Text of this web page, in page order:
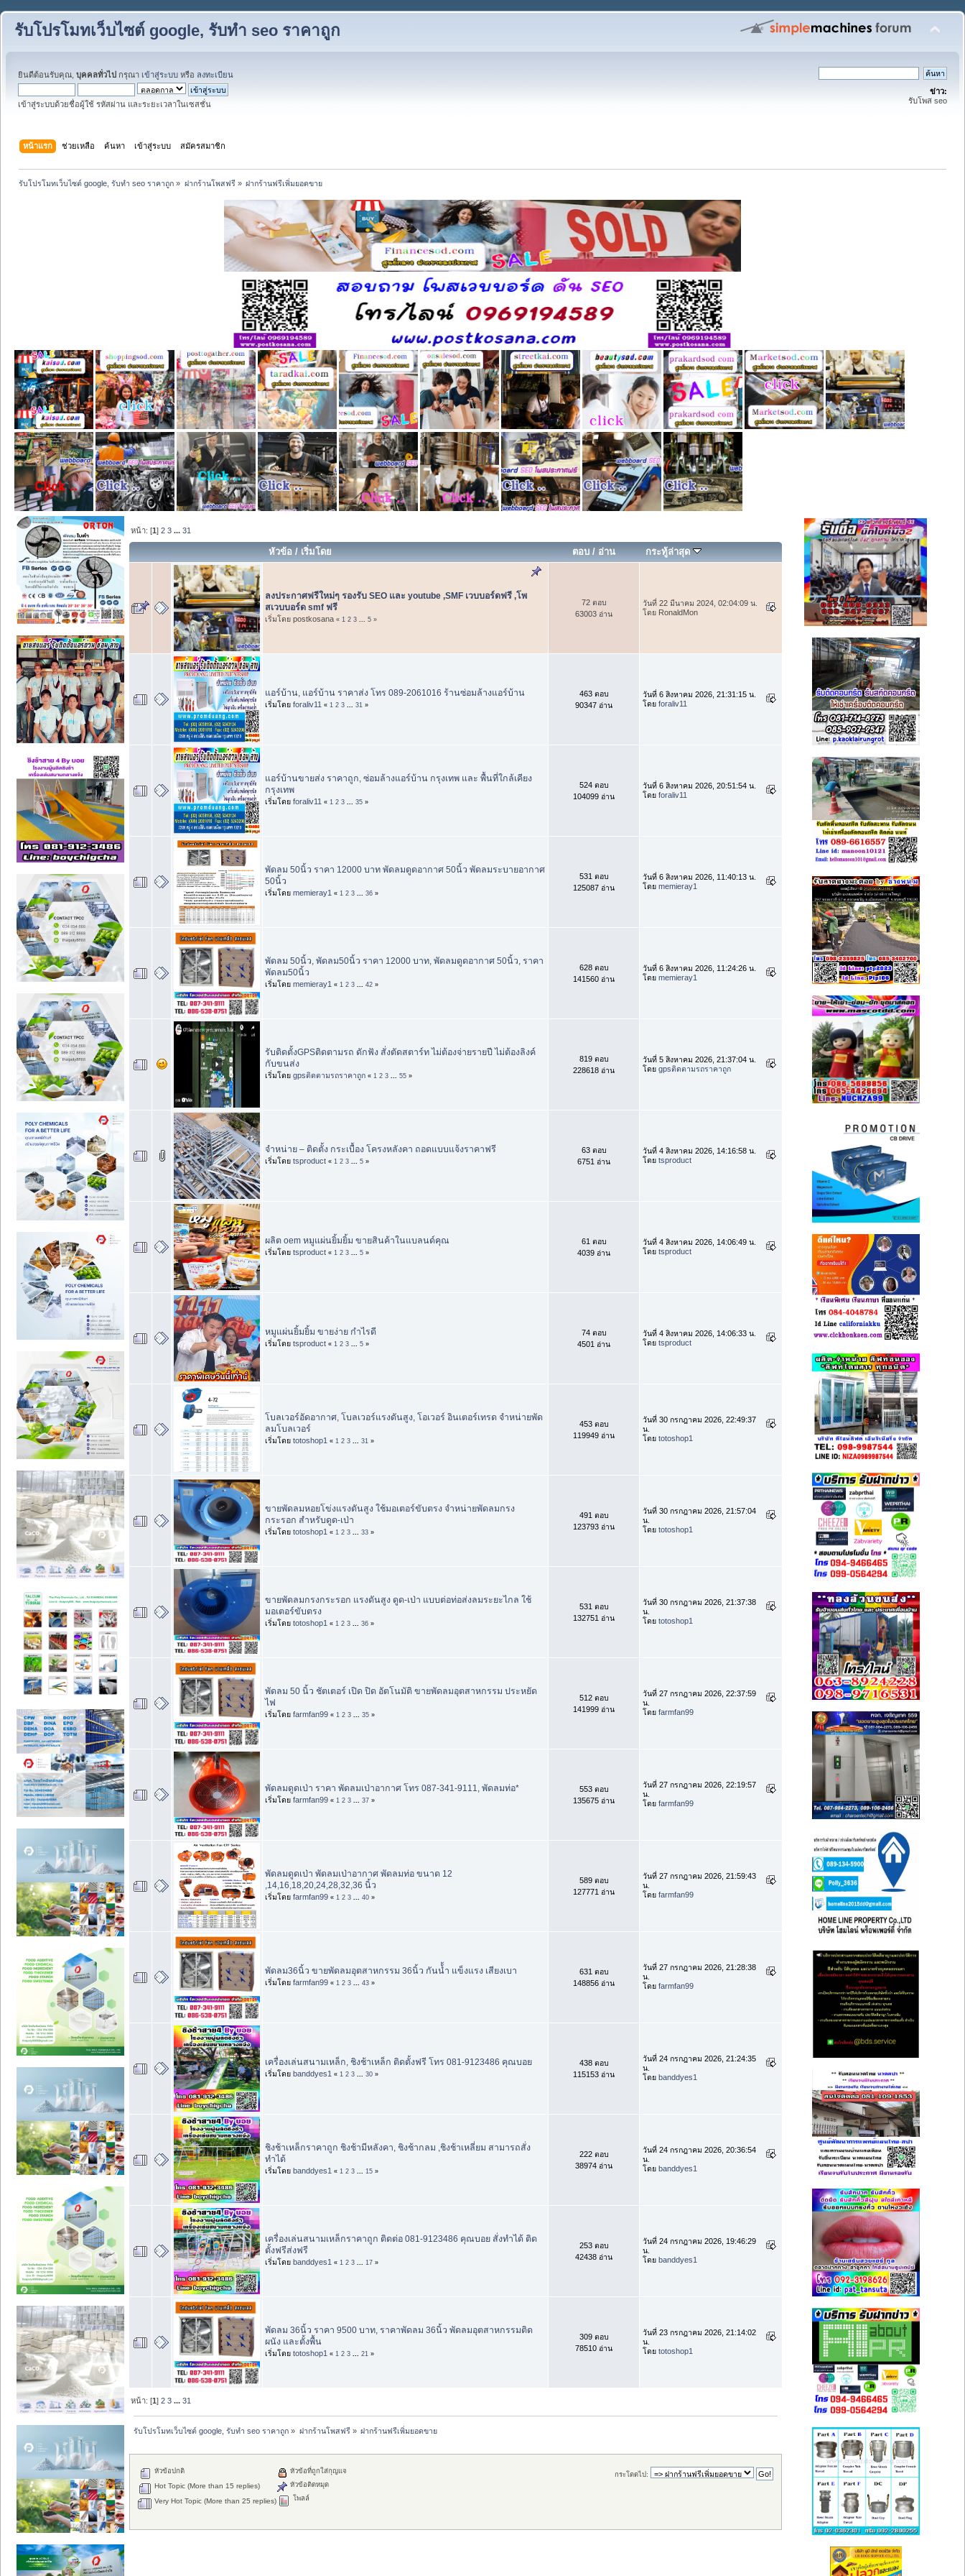
รับโปรโมทเว็บไซต์ google, รับทำ seo ราคาถูก
ยินดีต้อนรับคุณ, บุคคลทั่วไป กรุณา เข้าสู่ระบบ หรือ ลงทะเบียน
เข้าสู่ระบบด้วยชื่อผู้ใช้ รหัสผ่าน และระยะเวลาในเซสชั่น
ข่าว:
รับโพส seo
หน้าแรก ช่วยเหลือ ค้นหา เข้าสู่ระบบ สมัครสมาชิก
รับโปรโมทเว็บไซต์ google, รับทำ seo ราคาถูก » ฝากร้านโพสฟรี» ฝากร้านฟรีเพิ่มยอดขาย
หน้า: [1]2 3 ...31
หัวข้อ / เริ่มโดย ตอบ/ อ่าน กระทู้ล่าสุด
ลงประกาศฟรีใหม่ๆ รองรับ SEO และ youtube ,SMF เวบบอร์ดฟรี ,โพ
สเวบบอร์ด smf ฟรี
เริ่มโดย postkosana « 1 2 3 5 »
72 ตอบ
63003 อ่าน
วันที่ 22 มีนาคม 2024, 02:04:09 น.
โดย RonaldMon
แอร์บ้าน, แอร์บ้าน ราคาส่ง โทร 089-2061016 ร้านซ่อมล้างแอร์บ้าน
เริ่มโดย foraliv11 « 1 2 3 31 »
463 ตอบ
90347 อ่าน
วันที่ 6 สิงหาคม 2026, 21:31:15 น.
โดย foraliv11
แอร์บ้านขายส่ง ราคาถูก, ซ่อมล้างแอร์บ้าน กรุงเทพ และ พื้นที่ใกล้เคียง
กรุงเทพ
เริ่มโดย foraliv11 « 1 2 3 35 »
524 ตอบ
104099 อ่าน
วันที่ 6 สิงหาคม 2026, 20:51:54 น.
โดย foraliv11
พัดลม 50นิ้ว ราคา 12000 บาท พัดลมดูดอากาศ 50นิ้ว พัดลมระบายอากาศ
50นิ้ว
เริ่มโดย memieray1 « 1 2 3 36 »
531 ตอบ
125087 อ่าน
วันที่ 6 สิงหาคม 2026, 11:40:13 น.
โดย memieray1
พัดลม 50นิ้ว, พัดลม50นิ้ว ราคา 12000 บาท, พัดลมดูดอากาศ 50นิ้ว, ราคา
พัดลม50นิ้ว
เริ่มโดย memieray1 « 1 2 3 42 »
628 ตอบ
141560 อ่าน
วันที่ 6 สิงหาคม 2026, 11:24:26 น.
โดย memieray1
รับติดตั้งGPSติดตามรถ ดักฟัง สั่งตัดสตาร์ท ไม่ต้องจ่ายรายปี ไม่ต้องลิงค์
กับขนส่ง
เริ่มโดย gpsติดตามรถราคาถูก « 1 2 3 55 »
819 ตอบ
228618 อ่าน
วันที่ 5 สิงหาคม 2026, 21:37:04 น.
โดย gpsติดตามรถราคาถูก
จำหน่าย – ติดตั้ง กระเบื้อง โครงหลังคา ถอดแบบแจ้งราคาฟรี
เริ่มโดย tsproduct « 1 2 3 5 »
63 ตอบ
6751 อ่าน
วันที่ 4 สิงหาคม 2026, 14:16:58 น.
โดย tsproduct
ผลิต oem หมูแผ่นยิ้มยิ้ม ขายสินค้าในแบลนด์คุณ
เริ่มโดย tsproduct « 1 2 3 5 »
61 ตอบ
4039 อ่าน
วันที่ 4 สิงหาคม 2026, 14:06:49 น.
โดย tsproduct
หมูแผ่นยิ้มยิ้ม ขายง่าย กำไรดี
เริ่มโดย tsproduct « 1 2 3 5 »
74 ตอบ
4501 อ่าน
วันที่ 4 สิงหาคม 2026, 14:06:33 น.
โดย tsproduct
โบลเวอร์อัดอากาศ, โบลเวอร์แรงดันสูง, โอเวอร์ อินเตอร์เทรด จำหน่ายพัด
ลมโบลเวอร์
เริ่มโดย totoshop1 « 1 2 3 31 »
453 ตอบ
119949 อ่าน
วันที่ 30 กรกฎาคม 2026, 22:49:37
น.
โดย totoshop1
ขายพัดลมหอยโข่งแรงดันสูง ใช้มอเตอร์ขับตรง จำหน่ายพัดลมกรง
กระรอก สําหรับดูด-เป่า
เริ่มโดย totoshop1 « 1 2 3 33 »
491 ตอบ
123793 อ่าน
วันที่ 30 กรกฎาคม 2026, 21:57:04
น.
โดย totoshop1
ขายพัดลมกรงกระรอก แรงดันสูง ดูด-เป่า แบบต่อท่อส่งลมระยะไกล ใช้
มอเตอร์ขับตรง
เริ่มโดย totoshop1 « 1 2 3 36 »
531 ตอบ
132751 อ่าน
วันที่ 30 กรกฎาคม 2026, 21:37:38
น.
โดย totoshop1
พัดลม 50 นิ้ว ชัตเตอร์ เปิด ปิด อัตโนมัติ ขายพัดลมอุตสาหกรรม ประหยัด
ไฟ
เริ่มโดย farmfan99 « 1 2 3 35 »
512 ตอบ
141999 อ่าน
วันที่ 27 กรกฎาคม 2026, 22:37:59
น.
โดย farmfan99
พัดลมดูดเป่า ราคา พัดลมเป่าอากาศ โทร 087-341-9111, พัดลมท่อ*
เริ่มโดย farmfan99 « 1 2 3 37 »
553 ตอบ
135675 อ่าน
วันที่ 27 กรกฎาคม 2026, 22:19:57
น.
โดย farmfan99
พัดลมดูดเป่า พัดลมเป่าอากาศ พัดลมท่อ ขนาด 12
,14,16,18,20,24,28,32,36 นิ้ว
เริ่มโดย farmfan99 « 1 2 3 40 »
589 ตอบ
127771 อ่าน
วันที่ 27 กรกฎาคม 2026, 21:59:43
น.
โดย farmfan99
พัดลม36นิ้ว ขายพัดลมอุตสาหกรรม 36นิ้ว กันน้้ำ แข็งแรง เสียงเบา
เริ่มโดย farmfan99 « 1 2 3 43 »
631 ตอบ
148856 อ่าน
วันที่ 27 กรกฎาคม 2026, 21:28:38
น.
โดย farmfan99
เครื่องเล่นสนามเหล็ก, ชิงช้าเหล็ก ติดตั้งฟรี โทร 081-9123486 คุณบอย
เริ่มโดย banddyes1 « 1 2 3 30 »
438 ตอบ
115153 อ่าน
วันที่ 24 กรกฎาคม 2026, 21:24:35
น.
โดย banddyes1
ชิงช้าเหล็กราคาถูก ชิงช้ามีหลังคา, ชิงช้ากลม ,ชิงช้าเหลี่ยม สามารถสั่ง
ทำได้
เริ่มโดย banddyes1 « 1 2 3 15 »
222 ตอบ
38974 อ่าน
วันที่ 24 กรกฎาคม 2026, 20:36:54
น.
โดย banddyes1
เครื่องเล่นสนามเหล็กราคาถูก ติดต่อ 081-9123486 คุณบอย สั่งทำได้ ติด
ตั้งฟรีส่งฟรี
เริ่มโดย banddyes1 « 1 2 3 17 »
253 ตอบ
42438 อ่าน
วันที่ 24 กรกฎาคม 2026, 19:46:29
น.
โดย banddyes1
พัดลม 36นิ้ว ราคา 9500 บาท, ราคาพัดลม 36นิ้ว พัดลมอุตสาหกรรมติด
ผนัง และตั้งพื้น
เริ่มโดย totoshop1 « 1 2 3 21 »
309 ตอบ
78510 อ่าน
วันที่ 23 กรกฎาคม 2026, 21:14:02
น.
โดย totoshop1
หน้า: [1]2 3 ...31
รับโปรโมทเว็บไซต์ google, รับทำ seo ราคาถูก » ฝากร้านโพสฟรี» ฝากร้านฟรีเพิ่มยอดขาย
กระโดดไป:
หัวข้อปกติ
Hot Topic (More than 15 replies)
Very Hot Topic (More than 25 replies)
หัวข้อที่ถูกใส่กุญแจ
หัวข้อติดหมุด
โพลล์